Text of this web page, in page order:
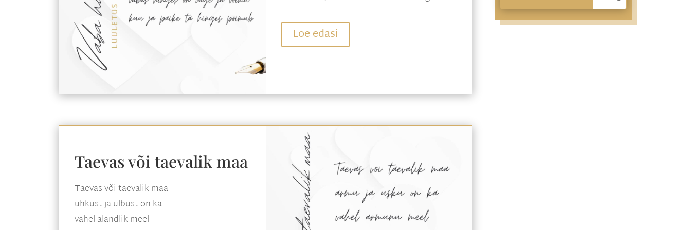
Loe edasi
Taevas või taevalik maa
Taevas või taevalik maa
uhkust ja ülbust on ka
vahel alandlik meel